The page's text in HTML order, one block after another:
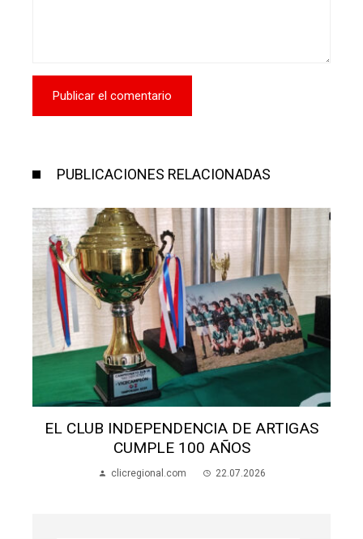
PUBLICACIONES RELACIONADAS
EL CLUB INDEPENDENCIA DE ARTIGAS
CUMPLE 100 AÑOS
clicregional.com 22.07.2026